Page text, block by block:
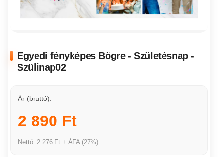
Egyedi fényképes Bögre - Születésnap -
Szülinap02
Ár (bruttó):
2 890 Ft
Nettó: 2 276 Ft + ÁFA (27%)